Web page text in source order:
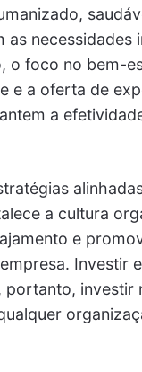
as necessidades
o foco no bem-
e a oferta de
a
a cultura
e
Investir
portanto, investir